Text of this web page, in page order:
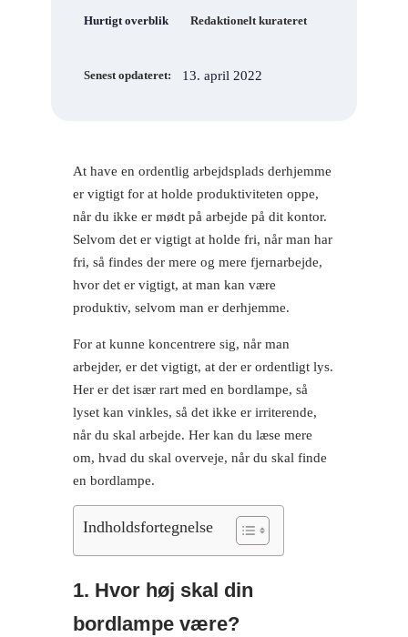
Hurtigt overblik Redaktionelt kurateret
Senest opdateret: 13. april 2022
At have en ordentlig arbejdsplads derhjemme
er vigtigt for at holde produktiviteten oppe,
når du ikke er mødt på arbejde på dit kontor.
Selvom det er vigtigt at holde fri, når man har
fri, så findes der mere og mere fjernarbejde,
hvor det er vigtigt, at man kan være
produktiv, selvom man er derhjemme.
For at kunne koncentrere sig, når man
arbejder, er det vigtigt, at der er ordentligt lys.
Her er det især rart med en bordlampe, så
lyset kan vinkles, så det ikke er irriterende,
når du skal arbejde. Her kan du læse mere
om, hvad du skal overveje, når du skal finde
en bordlampe.
Indholdsfortegnelse
1. Hvor høj skal din
bordlampe være?